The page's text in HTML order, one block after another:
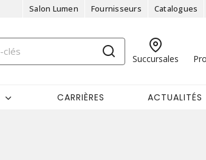
Salon Lumen Fournisseurs Catalogues
Succursales
CARRIÈRES ACTUALITÉS